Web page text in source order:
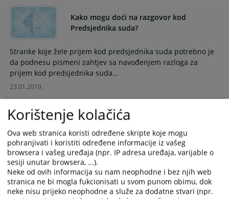
select
date.
Press
the
question
mark
to
the
shortcuts
for
changing
dates.
select
a
date.
the
question
mark
the
shortcuts
for
changing
dates.
Kako mogu doći na razgovor kod
Predsjednika suda?
Stranke koje žele prijem kod predsjednika suda potrebno je
da podnesu pismeni zahtjev sa navođenjem razloga za
prijem kod predsjednika suda...
23.01.2019.
Pravno shvatanje
Ukoliko tražitelj izvršenja ne predujmi troškove ...
25.10.2016.
Korištenje kolačića
Ova web stranica koristi određene skripte koje mogu
pohranjivati i koristiti određene informacije iz vašeg
browsera i vašeg uređaja (npr. IP adresa uređaja, varijable o
sesiji unutar browsera, ...).
Neke od ovih informacija su nam neophodne i bez njih web
stranica ne bi mogla fukcionisati u svom punom obimu, dok
neke nisu prijeko neophodne a služe za dodatne stvari (npr.